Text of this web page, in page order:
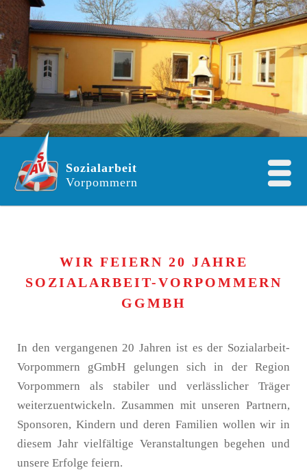
Sozialarbeit
Vorpommern
WIR FEIERN 20 JAHRE
SOZIALARBEIT-VORPOMMERN
GGMBH
In den vergangenen 20 Jahren ist es der Sozialarbeit-
Vorpommern gGmbH gelungen sich in der Region
Vorpommern als stabiler und verlässlicher Träger
weiterzuentwickeln. Zusammen mit unseren Partnern,
Sponsoren, Kindern und deren Familien wollen wir in
diesem Jahr vielfältige Veranstaltungen begehen und
unsere Erfolge feiern.